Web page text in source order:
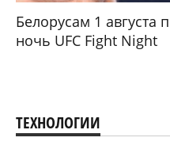
Белорусам 1 августа
ночь UFC Fight Night
ТЕХНОЛОГИИ